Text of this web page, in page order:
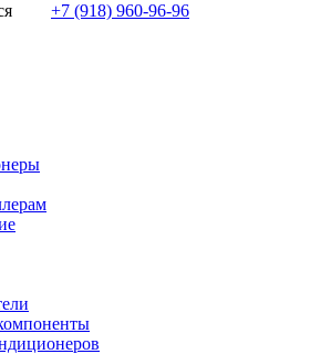
+7 (918) 960-96-96